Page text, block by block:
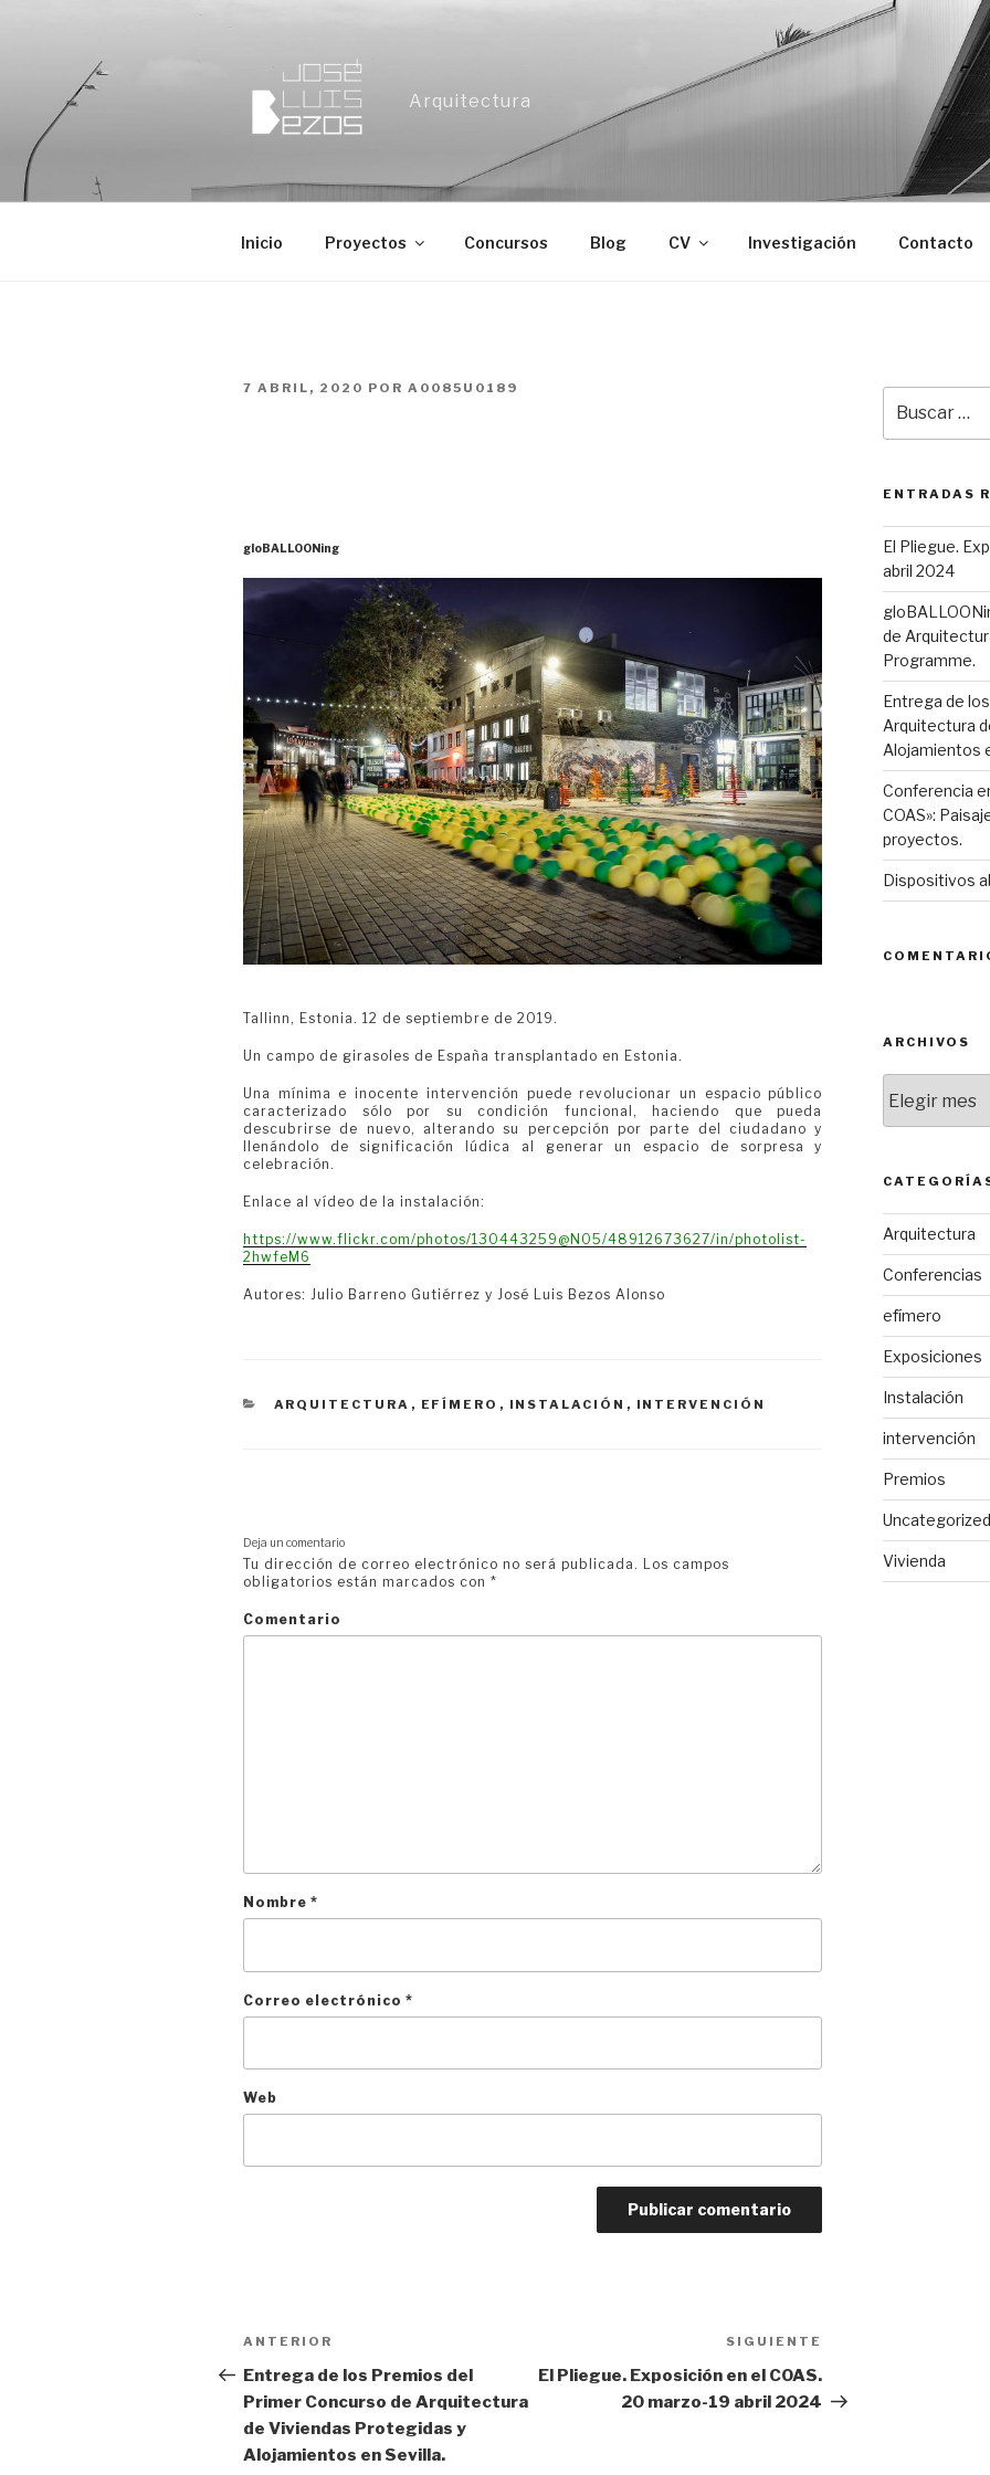
Arquitectura
Inicio Proyectos Concursos Blog CV Investigación Contacto
PUBLICADO
7 ABRIL, 2020 POR A0085U0189
gloBALLOONing
Tallinn, Estonia. 12 de septiembre de 2019.
Un campo de girasoles de España transplantado en Estonia.
Una mínima e inocente intervención puede revolucionar un espacio público
caracterizado sólo por su condición funcional, haciendo que pueda
descubrirse de nuevo, alterando su percepción por parte del ciudadano y
llenándolo de significación lúdica al generar un espacio de sorpresa y
celebración.
Enlace al vídeo de la instalación:
https://www.flickr.com/photos/130443259@N05/48912673627/in/photolist-
2hwfeM6
Autores: Julio Barreno Gutiérrez y José Luis Bezos Alonso
CATEGORÍAS
ARQUITECTURA , EFÍMERO , INSTALACIÓN , INTERVENCIÓN
Deja un comentario
Tu dirección de correo electrónico no será publicada.
Los campos
obligatorios están marcados con *
Comentario
Nombre *
Correo electrónico *
Web
de
entradas
Entrada
anterior:
ANTERIOR
Entrega de los Premios del
Primer Concurso de Arquitectura
de Viviendas Protegidas y
Alojamientos en Sevilla.
SIGUIENTE
El Pliegue. Exposición en el COAS.
20 marzo-19 abril 2024
por:
ENTRADAS
El Pliegue.
abril 2024
de
Programme.
Entrega de
Arquitectura
Alojamientos
Conferencia
COAS»:
proyectos.
Dispositivos
ARCHIVOS
Arquitectura
Conferencias
efímero
Exposiciones
Instalación
intervención
Premios
Uncategorized
Vivienda